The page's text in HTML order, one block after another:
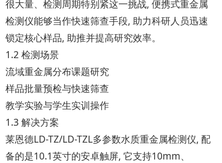
很大量、检测周期特别紧这一挑战, 便携式重金属
检测仪能够当作快速筛查手段, 助力科研人员迅速
锁定核心样品, 助推并提高研究效率。
1.2 检测场景
流域重金属分布课题研究
样品批量预检与快速筛查
教学实验与学生实训操作
1.3 解决方案
莱恩德LD-TZ/LD-TZL多参数水质重金属检测仪, 配
备的是10.1英寸的安卓触屏, 它支持10mm、